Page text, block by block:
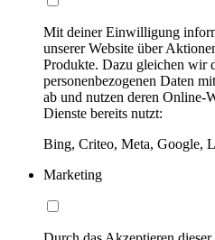
Mit deiner Einwilligung
unserer Website über
Produkte. Dazu gleichen wir
personenbezogenen Daten
ab und nutzen deren Online-
Dienste bereits nutzt:
Bing, Criteo, Meta, Google,
Marketing